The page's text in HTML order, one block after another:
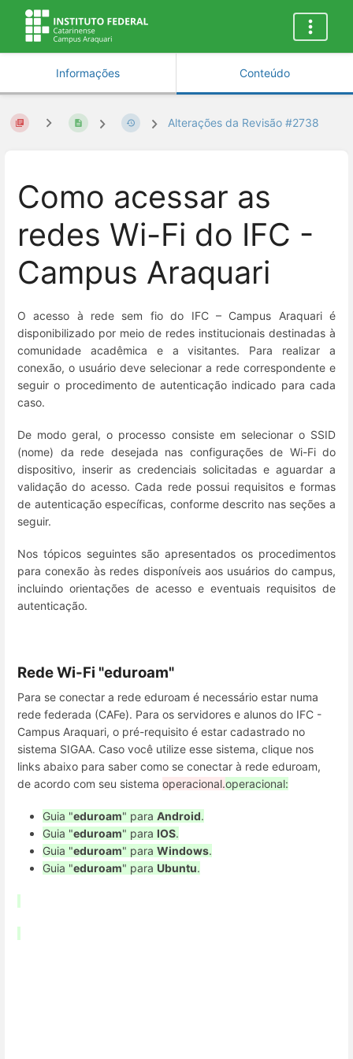
Informações Conteúdo
Alterações da Revisão #2738
Como acessar as
redes Wi-Fi do IFC -
Campus Araquari
O acesso à rede sem fio do IFC – Campus Araquari é
disponibilizado por meio de redes institucionais destinadas à
comunidade acadêmica e a visitantes. Para realizar a
conexão, o usuário deve selecionar a rede correspondente e
seguir o procedimento de autenticação indicado para cada
caso.
De modo geral, o processo consiste em selecionar o SSID
(nome) da rede desejada nas configurações de Wi-Fi do
dispositivo, inserir as credenciais solicitadas e aguardar a
validação do acesso. Cada rede possui requisitos e formas
de autenticação específicas, conforme descrito nas seções a
seguir.
Nos tópicos seguintes são apresentados os procedimentos
para conexão às redes disponíveis aos usuários do campus,
incluindo orientações de acesso e eventuais requisitos de
autenticação.
Rede Wi-Fi "eduroam"
Para se conectar a rede eduroam é necessário estar numa
rede federada (CAFe). Para os servidores e alunos do IFC -
Campus Araquari, o pré-requisito é estar cadastrado no
sistema SIGAA. Caso você utilize esse sistema, clique nos
links abaixo para saber como se conectar à rede eduroam,
de acordo com seu sistema operacional.operacional:
Guia "eduroam" para Android.
Guia "eduroam" para IOS.
Guia "eduroam" para Windows.
Guia "eduroam" para Ubuntu.